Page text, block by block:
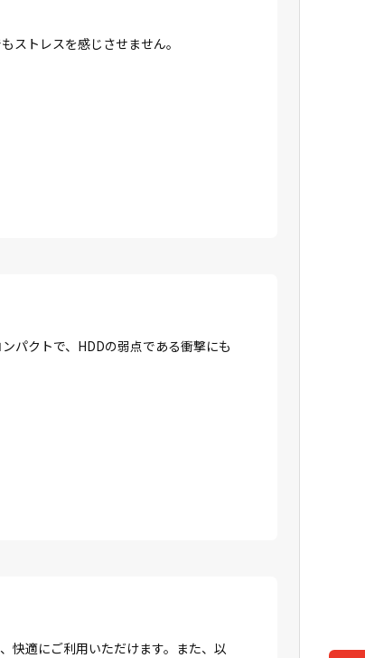
ストレスを感じさせません。
パクトで、HDDの弱点である衝撃にも
快適にご利用いただけます。また、以